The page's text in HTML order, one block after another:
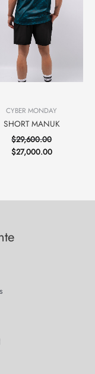
CYBER MONDAY
SHORT MANUK
$29,600.00
$27,000.00